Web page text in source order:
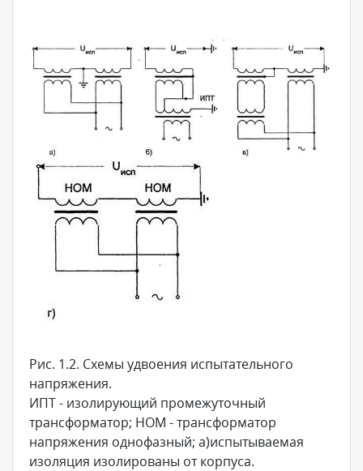
Рис. 1.2. Схемы удвоения испытательного
напряжения.
ИПТ - изолирующий промежуточный
трансформатор; НОМ - трансформатор
напряжения однофазный; а)испытываемая
изоляция изолированы от корпуса.